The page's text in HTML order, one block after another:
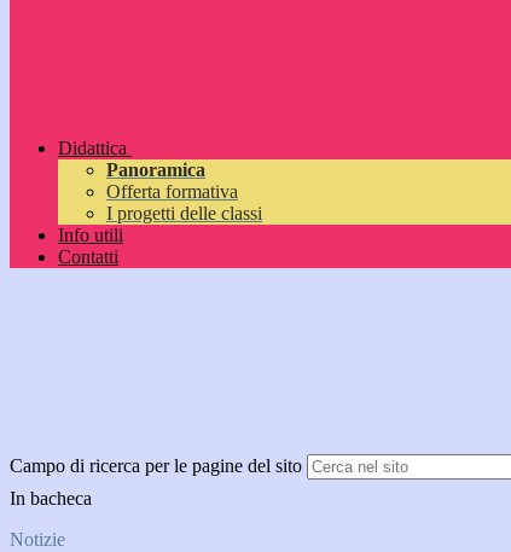
Didattica
Panoramica
Offerta formativa
I progetti delle classi
Info utili
Contatti
Campo di ricerca per le pagine del sito
In bacheca
Notizie